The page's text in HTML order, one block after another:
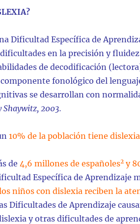
Dificultad Específica de
en la precisión y
de decodificación
fonológico del
se desarrollan con
Shaywitz, 2003.
10% de la población tiene dislexia
de 4,6 millones de españoles2 y
Específica de Aprendizaje
niños con dislexia reciben la
Dificultades de Aprendizaje
y otras dificultades de